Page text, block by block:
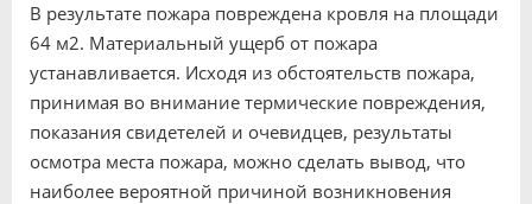
В результате пожара повреждена кровля на площади
64 м2. Материальный ущерб от пожара
устанавливается. Исходя из обстоятельств пожара,
принимая во внимание термические повреждения,
показания свидетелей и очевидцев, результаты
осмотра места пожара, можно сделать вывод, что
наиболее вероятной причиной возникновения